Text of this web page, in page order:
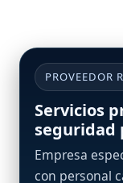
PROVEEDOR
Servicios
seguridad
Empresa
con personal